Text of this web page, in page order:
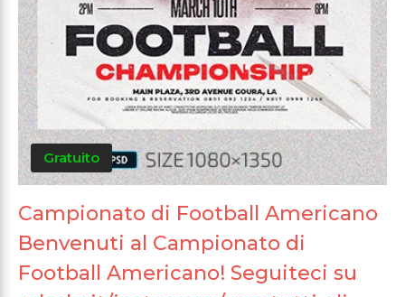
Gratuito
Campionato di Football Americano
Benvenuti al Campionato di
Football Americano! Seguiteci su